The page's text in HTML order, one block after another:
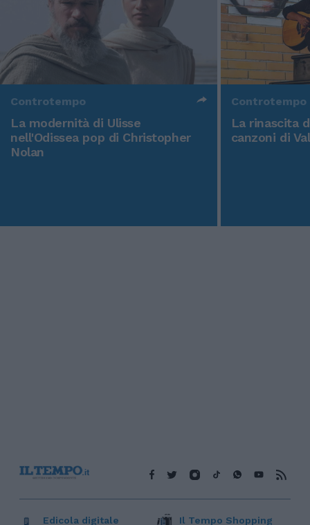
Controtempo
La modernità di Ulisse
nell'Odissea pop di Christopher
Nolan
Controtempo
La rinascita
canzoni di
Edicola digitale Il Tempo Shopping